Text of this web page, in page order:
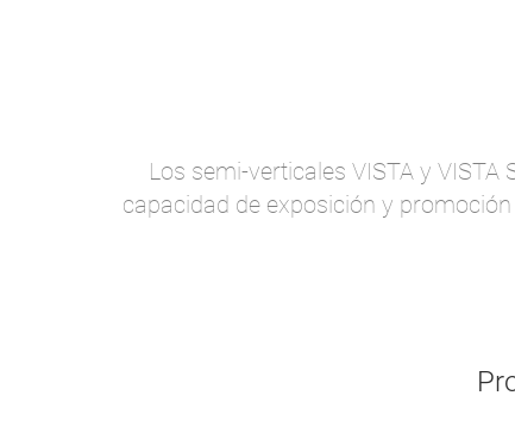
Los semi-verticales VISTA y
capacidad de exposición y